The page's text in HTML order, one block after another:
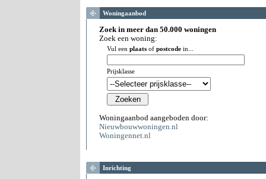
Woningaanbod
Zoek in meer dan 50.000 woningen
Zoek een woning:
Vul een plaats of postcode in...
Prijsklasse
Woningaanbod aangeboden door:
Nieuwbouwwoningen.nl
Woningennet.nl
Inrichting